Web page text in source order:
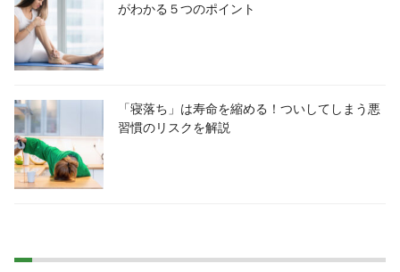
がわかる５つのポイント
「寝落ち」は寿命を縮める！ついしてしまう悪
習慣のリスクを解説